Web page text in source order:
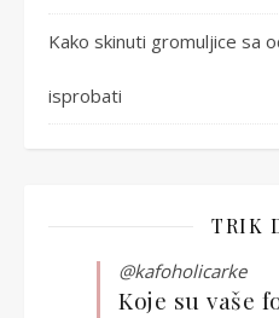
Kako skinuti gromuljice sa
isprobati
TRIK
@kafoholicarke
Koje su vaše